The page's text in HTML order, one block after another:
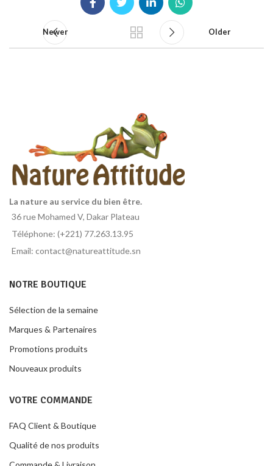
Newer Older
La nature au service du bien être.
36 rue Mohamed V, Dakar Plateau
Téléphone: (+221) 77.263.13.95
Email: contact@natureattitude.sn
NOTRE BOUTIQUE
Sélection de la semaine
Marques & Partenaires
Promotions produits
Nouveaux produits
VOTRE COMMANDE
FAQ Client & Boutique
Qualité de nos produits